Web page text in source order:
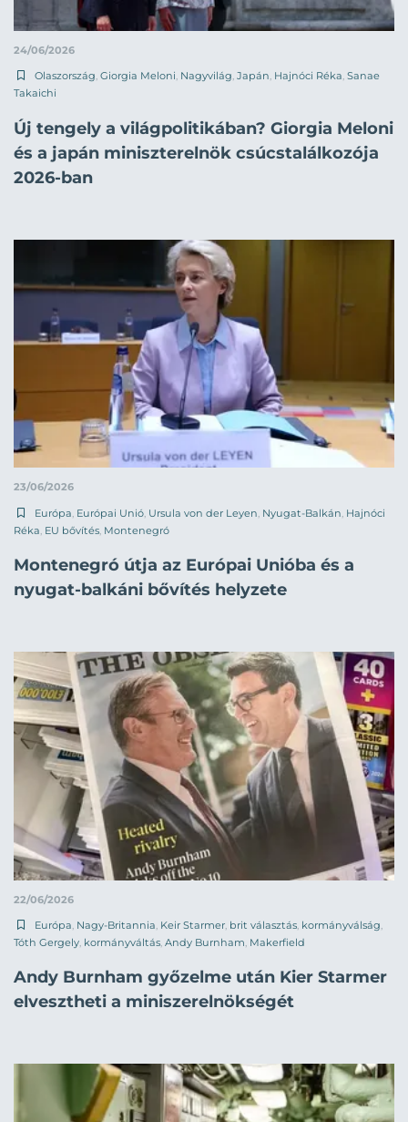
24/06/2026
Olaszország, Giorgia Meloni, Nagyvilág, Japán, Hajnóci Réka, Sanae
Takaichi
Új tengely a világpolitikában? Giorgia Meloni
és a japán miniszterelnök csúcstalálkozója
2026-ban
23/06/2026
Európa Európai Unió Ursula von der Leyen Nyugat-Balkán Hajnóci
Réka EU bővítés Montenegró
Montenegró útja az Európai Unióba és a
nyugat-balkáni bővítés helyzete
22/06/2026
Európa Nagy-Britannia Keir Starmer brit választás kormányválság
Tóth Gergely kormányváltás Andy Burnham Makerfield
Andy Burnham győzelme után Kier Starmer
elvesztheti a miniszerelnökségét